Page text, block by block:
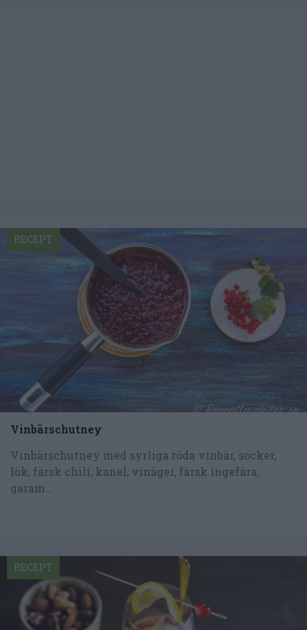
Vinbärschutney
Vinbärschutney med syrliga röda vinbär, socker,
lök, färsk chili, kanel, vinäger, färsk ingefära,
garam...
RECEPT
RECEPT